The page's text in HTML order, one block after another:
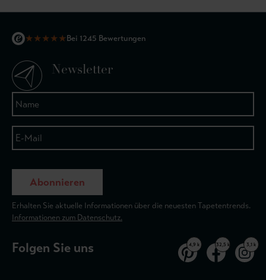
★★★★★Bei 1245 Bewertungen
Newsletter
Abonnieren
Erhalten Sie aktuelle Informationen über die neuesten Tapetentrends.
Informationen zum Datenschutz.
Folgen Sie uns 4,9 k 32,5 k 3,1 k